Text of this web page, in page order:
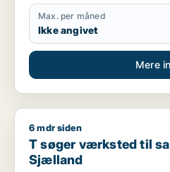
Max. per måned
Ikke angivet
Mere
T søger værksted til salg i
6 mdr siden
T søger værksted til
Sjælland